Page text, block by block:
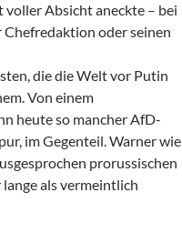
Absicht aneckte – bei
Chefredaktion oder seinen
die die Welt vor Putin
Von einem
heute so mancher AfD-
im Gegenteil. Warner wie
prorussischen
als vermeintlich